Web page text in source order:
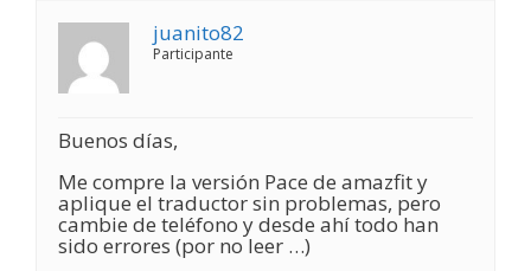
juanito82
Participante
Buenos días,
Me compre la versión Pace de amazfit y
aplique el traductor sin problemas, pero
cambie de teléfono y desde ahí todo han
sido errores (por no leer …)